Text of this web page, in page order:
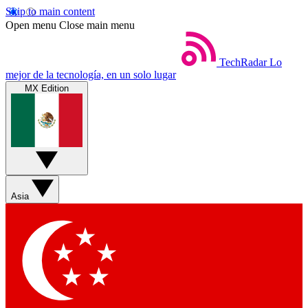
Skip to main content
Open menu Close main menu
TechRadar Lo
mejor de la tecnología, en un solo lugar
MX Edition
Asia